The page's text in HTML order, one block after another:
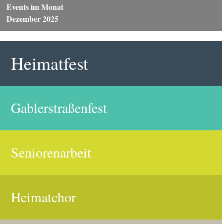
Events im Monat
Dezember 2025
Heimatfest
Gablerstraßenfest
Seniorenarbeit
Heimatchor